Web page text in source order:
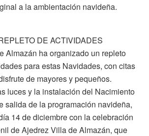
a la ambientación navideña.
DE ACTIVIDADES
Almazán ha organizado un repleto
para estas Navidades, con citas
de mayores y pequeños.
luces y la instalación del Nacimiento
salida de la programación navideña,
14 de diciembre con la celebración
de Ajedrez Villa de Almazán, que